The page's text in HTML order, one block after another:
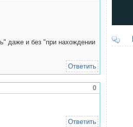
даже и без "при нахождении
Ответить
0
Ответить